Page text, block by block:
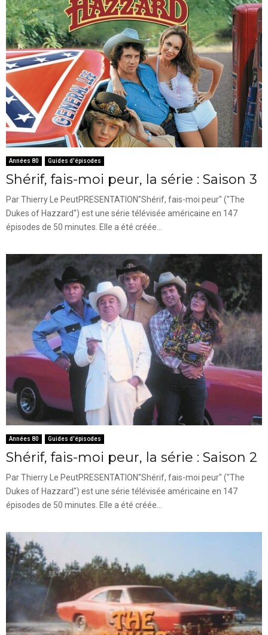
Années 80 Guides d'épisodes
Shérif, fais-moi peur, la série : Saison 3
Par Thierry Le PeutPRESENTATION"Shérif, fais-moi peur" ("The
Dukes of Hazzard") est une série télévisée américaine en 147
épisodes de 50 minutes. Elle a été créée...
Années 80 Guides d'épisodes
Shérif, fais-moi peur, la série : Saison 2
Par Thierry Le PeutPRESENTATION"Shérif, fais-moi peur" ("The
Dukes of Hazzard") est une série télévisée américaine en 147
épisodes de 50 minutes. Elle a été créée...